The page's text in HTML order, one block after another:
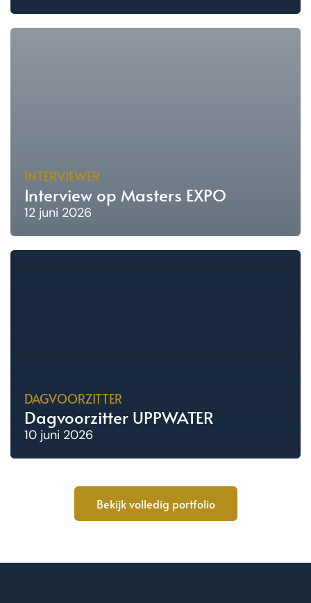
INTERVIEWER
Interview op Masters EXPO
12 juni 2026
DAGVOORZITTER
Dagvoorzitter UPPWATER
10 juni 2026
Bekijk volledig portfolio